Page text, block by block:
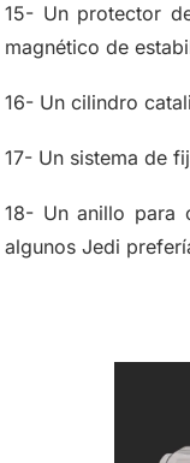
15- Un protector
magnético de
16- Un cilindro
17- Un sistema de
18- Un anillo para
algunos Jedi